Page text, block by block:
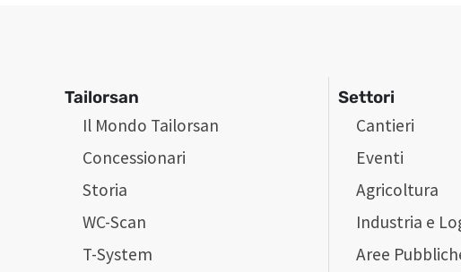
Tailorsan
Il Mondo Tailorsan
Concessionari
Storia
WC-Scan
T-System
Settori
Cantieri
Eventi
Agricoltura
Industria e
Aree